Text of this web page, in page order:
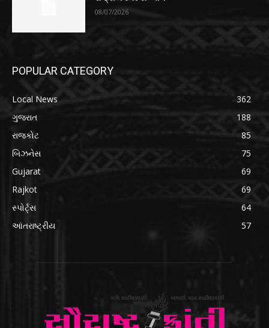
08/07/2026
POPULAR CATEGORY
Local News
362
ગુજરાત
188
રાજકોટ
85
બિઝનેસ
75
Gujarat
69
Rajkot
69
સ્પોર્ટ્સ
64
આંતરાષ્ટ્રીય
57